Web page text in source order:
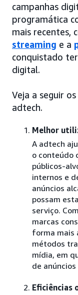
campanhas
programática
mais recentes,
streaming e a
conquistado
digital.
Veja a seguir
adtech.
Melhor
A adtech
o conteúdo
públicos-
internos e
anúncios
possam
serviço.
marcas
forma mais
métodos
mídia, em
de anúncios
Eficiências